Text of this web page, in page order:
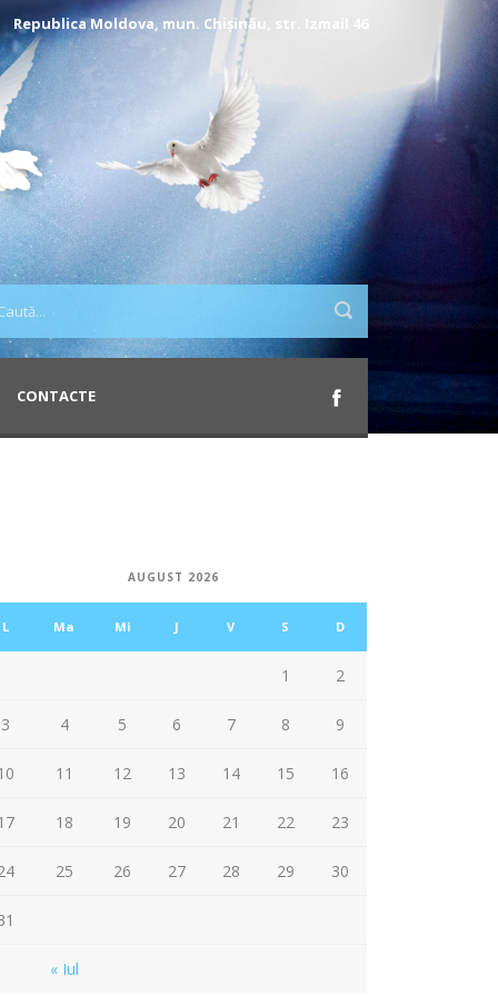
Republica Moldova, mun. Chișinău, str. Izmail 46
CONTACTE
AUGUST 2026
L Ma Mi J V S D
« Iul
1 2
3 4 5 6 7 8 9
11 12 13 14 15 16
18 19 20 21 22 23
25 26 27 28 29 30